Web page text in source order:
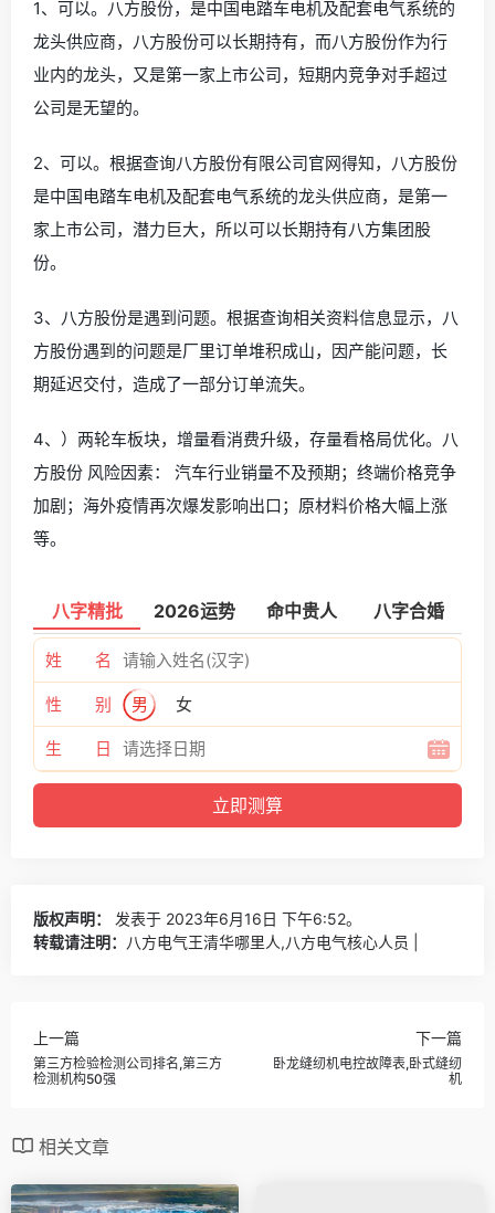
1、可以。八方股份，是中国电踏车电机及配套电气系统的
龙头供应商，八方股份可以长期持有，而八方股份作为行
业内的龙头，又是第一家上市公司，短期内竞争对手超过
公司是无望的。
2、可以。根据查询八方股份有限公司官网得知，八方股份
是中国电踏车电机及配套电气系统的龙头供应商，是第一
家上市公司，潜力巨大，所以可以长期持有八方集团股
份。
3、八方股份是遇到问题。根据查询相关资料信息显示，八
方股份遇到的问题是厂里订单堆积成山，因产能问题，长
期延迟交付，造成了一部分订单流失。
4、）两轮车板块，增量看消费升级，存量看格局优化。八
方股份 风险因素： 汽车行业销量不及预期；终端价格竞争
加剧；海外疫情再次爆发影响出口；原材料价格大幅上涨
等。
八字精批 2026运势 命中贵人 八字合婚
姓 名
性 别 男 女
生 日
版权声明：
发表于 2023年6月16日 下午6:52。
转载请注明： 八方电气王清华哪里人,八方电气核心人员 |
上一篇
第三方检验检测公司排名,第三方
检测机构50强
下一篇
卧龙缝纫机电控故障表,卧式缝纫
机
相关文章